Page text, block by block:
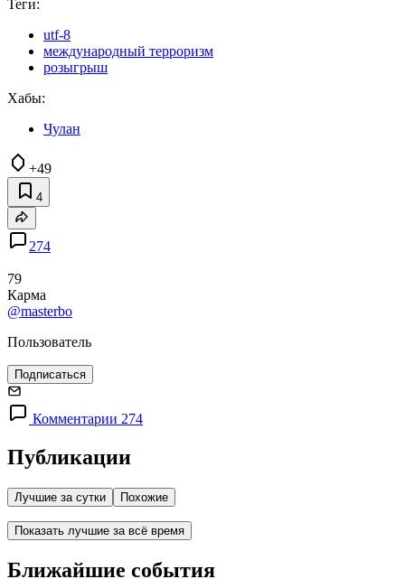
Теги:
utf-8
международный терроризм
розыгрыш
Хабы:
Чулан
+49
4
274
79
Карма
@masterbo
Пользователь
Подписаться
Комментарии 274
Публикации
Лучшие за сутки Похожие
Показать лучшие за всё время
Ближайшие события